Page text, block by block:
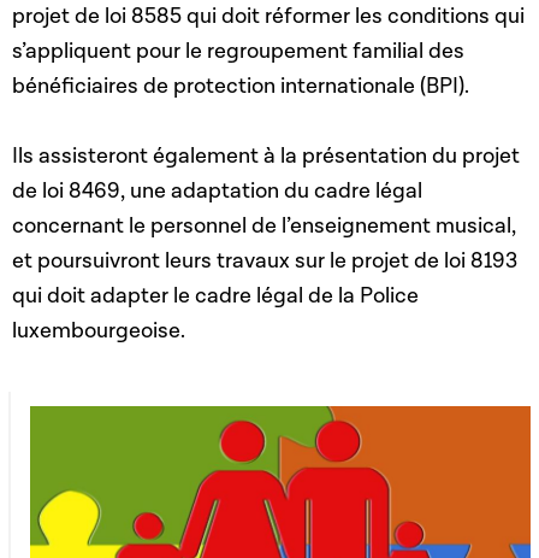
projet de loi 8585 qui doit réformer les conditions qui
s’appliquent pour le regroupement familial des
bénéficiaires de protection internationale (BPI).
Ils assisteront également à la présentation du projet
de loi 8469, une adaptation du cadre légal
concernant le personnel de l’enseignement musical,
et poursuivront leurs travaux sur le projet de loi 8193
qui doit adapter le cadre légal de la Police
luxembourgeoise.